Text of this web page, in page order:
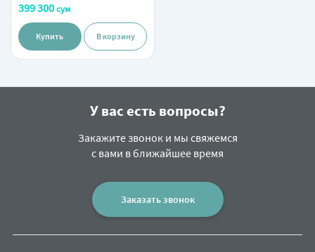
399 300сум
Купить В корзину
У вас есть вопросы?
Закажите звонок и мы свяжемся
с вами в ближайшее время
Заказать звонок